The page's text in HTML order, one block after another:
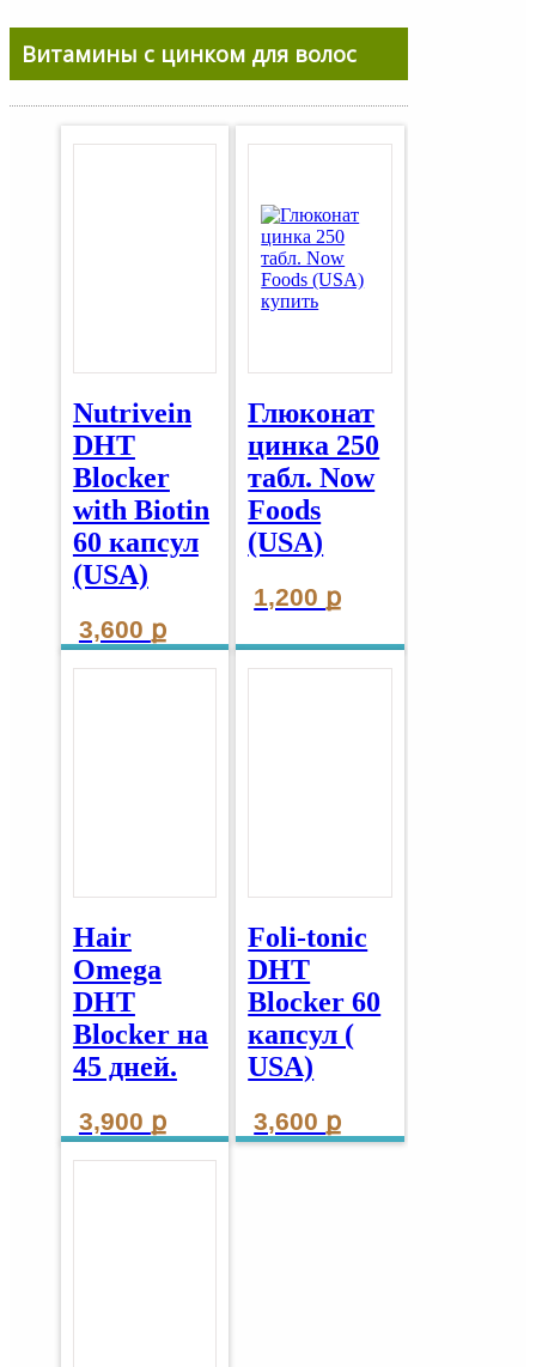
Витамины с цинком для волос
Nutrivein
DHT
Blocker
with Biotin
60 капсул
(USA)
3,600 ք
Глюконат
цинка 250
табл. Now
Foods
(USA)
1,200 ք
Hair
Omega
DHT
Blocker на
45 дней.
3,900 ք
Foli-tonic
DHT
Blocker 60
капсул (
USA)
3,600 ք